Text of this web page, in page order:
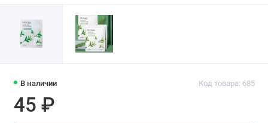
В наличии Код товара: 685
45 ₽